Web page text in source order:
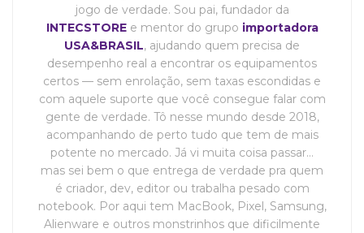
jogo de verdade. Sou pai, fundador da
INTECSTOREe mentor do grupo importadora
USA&BRASIL, ajudando quem precisa de
desempenho real a encontrar os equipamentos
certos — sem enrolação, sem taxas escondidas e
com aquele suporte que você consegue falar com
gente de verdade. Tô nesse mundo desde 2018,
acompanhando de perto tudo que tem de mais
potente no mercado. Já vi muita coisa passar…
mas sei bem o que entrega de verdade pra quem
é criador, dev, editor ou trabalha pesado com
notebook. Por aqui tem MacBook, Pixel, Samsung,
Alienware e outros monstrinhos que dificilmente